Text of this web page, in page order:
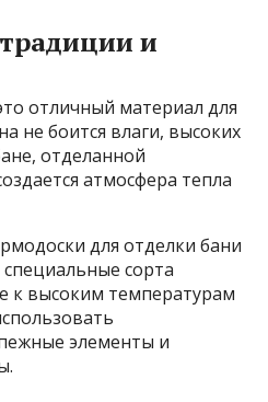
и
отличный материал для
не боится влаги, высоких
отделанной
атмосфера тепла
для отделки бани
сорта
к высоким температурам
элементы и